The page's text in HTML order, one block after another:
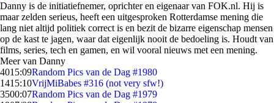
Danny is de initiatiefnemer, oprichter en eigenaar van FOK.nl. Hij is
maar zelden serieus, heeft een uitgesproken Rotterdamse mening die
lang niet altijd politiek correct is en bezit de bizarre eigenschap mensen
op de kast te jagen, waar dat eigenlijk nooit de bedoeling is. Houdt van
films, series, tech en gamen, en wil vooral nieuws met een mening.
Meer van Danny
4015:09Random Pics van de Dag #1980
1415:10VrijMiBabes #316 (not very sfw!)
3500:07Random Pics van de Dag #1979